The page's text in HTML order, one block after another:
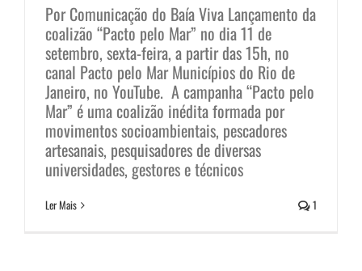
Por Comunicação do Baía Viva Lançamento da
coalizão “Pacto pelo Mar” no dia 11 de
setembro, sexta-feira, a partir das 15h, no
canal Pacto pelo Mar Municípios do Rio de
Janeiro, no YouTube. A campanha “Pacto pelo
Mar” é uma coalizão inédita formada por
movimentos socioambientais, pescadores
artesanais, pesquisadores de diversas
universidades, gestores e técnicos
Ler Mais 1